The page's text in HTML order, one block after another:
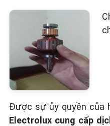
Được sự ủy quyền của
Electrolux cung cấp